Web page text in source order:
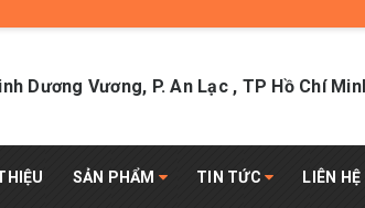
Dương Vương, P. An Lạc , TP Hồ Chí
SẢN PHẨM TIN TỨC LIÊN HỆ